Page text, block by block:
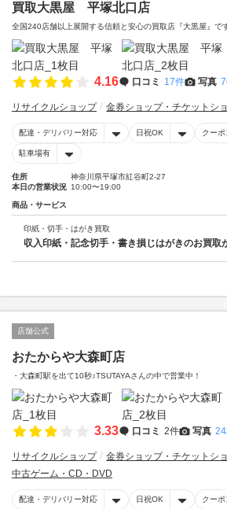
買取大黒屋 平塚北口店
全国240店舗以上展開する信頼と安心の買取店『大黒屋』で
4.16 口コミ 17件 写真
リサイクルショップ 金券ショップ・チケットシ
配達・デリバリー対応 日祝OK クー
駐車場有
住所
神奈川県平塚市紅谷町2-27
本日の営業状況 10:00〜19:00
商品・サービス
印紙・切手・はがき買取
収入印紙・記念切手・書き損じはがきのお買取
店舗公式
おたからや大森町店
・大森町駅を出て10秒♪TSUTAYAさんの中で営業中！
3.33 口コミ 2件 写真
リサイクルショップ
金券ショップ・チケットシ
中古ゲーム・CD・DVD
配達・デリバリー対応 日祝OK クー